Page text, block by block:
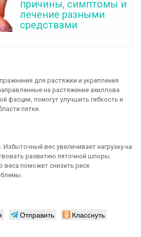
причины, симптомы и
лечение разными
средствами
для растяжки и укрепления
на растяжение ахиллова
фасции, помогут улучшить гибкость и
пятки.
вес увеличивает нагрузку на
развитию пяточной шпоры.
поможет снизить риск
Отправить Класснуть